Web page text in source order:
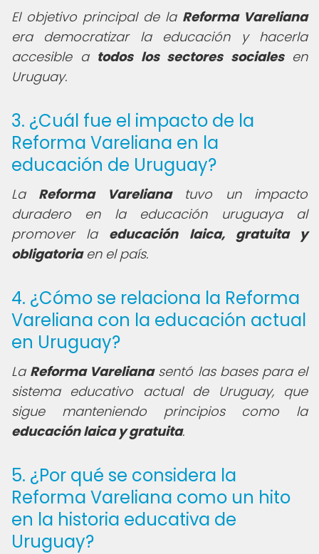
El objetivo principal de la Reforma Vareliana
era democratizar la educación y hacerla
accesible a todos los sectores socialesen
Uruguay.
3. ¿Cuál fue el impacto de la
Reforma Vareliana en la
educación de Uruguay?
La Reforma Varelianatuvo un impacto
duradero en la educación uruguaya al
promover la educación laica, gratuita y
obligatoriaen el país.
4. ¿Cómo se relaciona la Reforma
Vareliana con la educación actual
en Uruguay?
La Reforma Varelianasentó las bases para el
sistema educativo actual de Uruguay, que
sigue manteniendo principios como la
educación laica y gratuita.
5. ¿Por qué se considera la
Reforma Vareliana como un hito
en la historia educativa de
Uruguay?